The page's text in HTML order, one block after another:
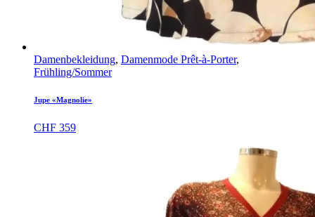
Damenbekleidung, Damenmode Prêt-à-Porter,
Frühling/Sommer
Jupe «Magnolie»
CHF 359